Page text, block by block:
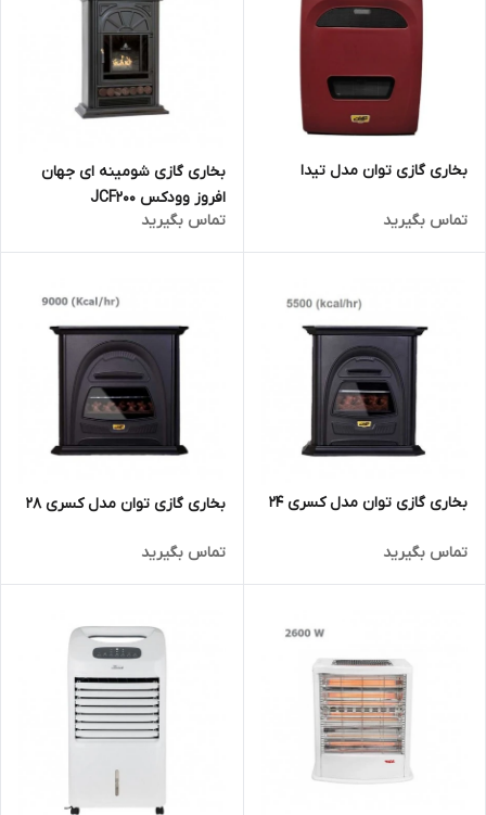
بخاری گازی توان مدل تیدا
تماس بگیرید
بخاری گازی شومینه ای جهان
افروز وودکس JCF200
تماس بگیرید
بخاری گازی توان مدل کسری 24
تماس بگیرید
بخاری گازی توان مدل کسری 28
تماس بگیرید